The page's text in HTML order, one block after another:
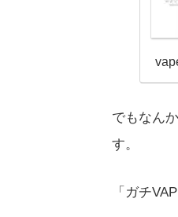
でもなん
す。
「ガチ